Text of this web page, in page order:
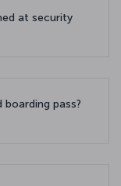
at security
pass?